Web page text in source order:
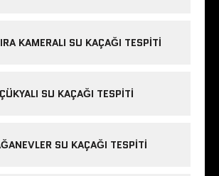
KAMERALI SU KAÇAĞI TESPITI
SU KAÇAĞI TESPITI
SU KAÇAĞI TESPITI